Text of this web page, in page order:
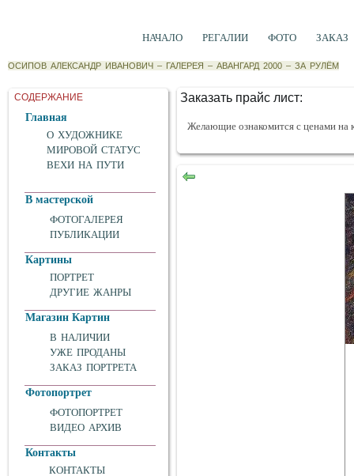
НАЧАЛО РЕГАЛИИ ФОТО ЗАКАЗ
ОСИПОВ АЛЕКСАНДР ИВАНОВИЧ – ГАЛЕРЕЯ – АВАНГАРД 2000 – ЗА РУЛЁМ
СОДЕРЖАНИЕ
Главная
О ХУДОЖНИКЕ
МИРОВОЙ СТАТУС
ВЕХИ НА ПУТИ
В мастерской
ФОТОГАЛЕРЕЯ
ПУБЛИКАЦИИ
Картины
ПОРТРЕТ
ДРУГИЕ ЖАНРЫ
Магазин Картин
В НАЛИЧИИ
УЖЕ ПРОДАНЫ
ЗАКАЗ ПОРТРЕТА
Фотопортрет
ФОТОПОРТРЕТ
ВИДЕО АРХИВ
Контакты
КОНТАКТЫ
Заказать прайс лист:
Желающие ознакомится с ценами на